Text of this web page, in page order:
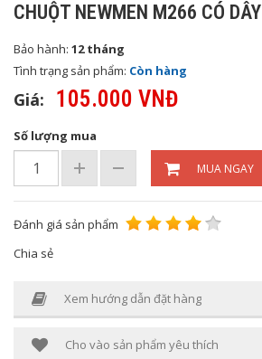
CHUỘT NEWMEN M266 CÓ DÂY
Bảo hành: 12 tháng
Tình trạng sản phẩm: Còn hàng
Giá: 105.000 VNĐ
Số lượng mua
MUA NGAY
Đánh giá sản phẩm
Chia sẻ
Xem hướng dẫn đặt hàng
Cho vào sản phẩm yêu thích